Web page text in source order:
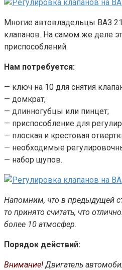
Многие автовладельцы ВАЗ
клапанов. На самом же деле
приспособлений.
Нам потребуется:
— ключ на 10 для снятия
— домкрат;
— длинногубцы или пинцет;
— приспособление для
— плоская и крестовая
— необходимые
— набор щупов.
Напомним, что в предыдущей
то принято считать, что
более 10 атмосфер.
Порядок действий:
Внимание!Двигатель